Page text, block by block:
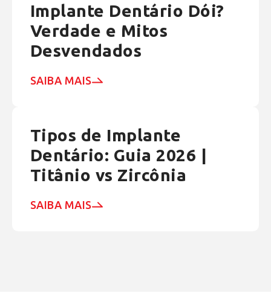
Implante Dentário Dói?
Verdade e Mitos
Desvendados
SAIBA MAIS
Tipos de Implante
Dentário: Guia 2026 |
Titânio vs Zircônia
SAIBA MAIS